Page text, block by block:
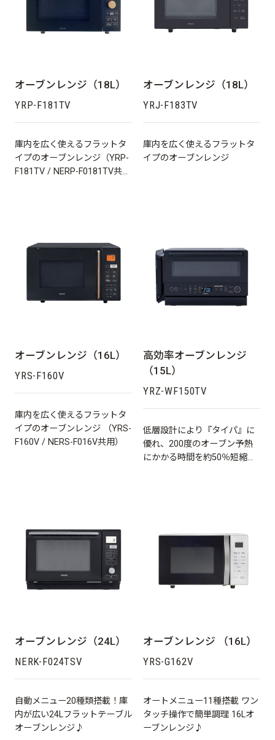
オーブンレンジ（18L）
YRP-F181TV
庫内を広く使えるフラットタ
イプのオーブンレンジ（YRP-
F181TV / NERP-F0181TV共
オーブンレンジ（18L）
YRJ-F183TV
庫内を広く使えるフラットタ
イプのオーブンレンジ
オーブンレンジ（16L）
YRS-F160V
庫内を広く使えるフラットタ
イプのオーブンレンジ （YRS-
F160V / NERS-F016V共用）
高効率オーブンレンジ
（15L）
YRZ-WF150TV
低層設計により『タイパ』に
優れ、200度のオーブン予熱
にかかる時間を約50％短縮！
オーブンレンジ（24L）
NERK-F024TSV
自動メニュー20種類搭載！庫
内が広い24Lフラットテーブル
オーブンレンジ♪
オーブンレンジ （16L）
YRS-G162V
オートメニュー11種搭載 ワン
タッチ操作で簡単調理 16Lオ
ーブンレンジ♪